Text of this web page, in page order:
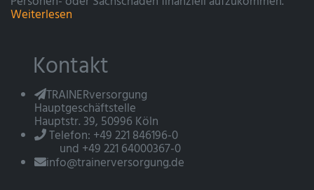
Weiterlesen
Kontakt
TRAINERversorgung
Hauptgeschäftstelle
Hauptstr. 39, 50996 Köln
Telefon: +49 221 846196-0
und +49 221 64000367-0
info@trainerversorgung.de